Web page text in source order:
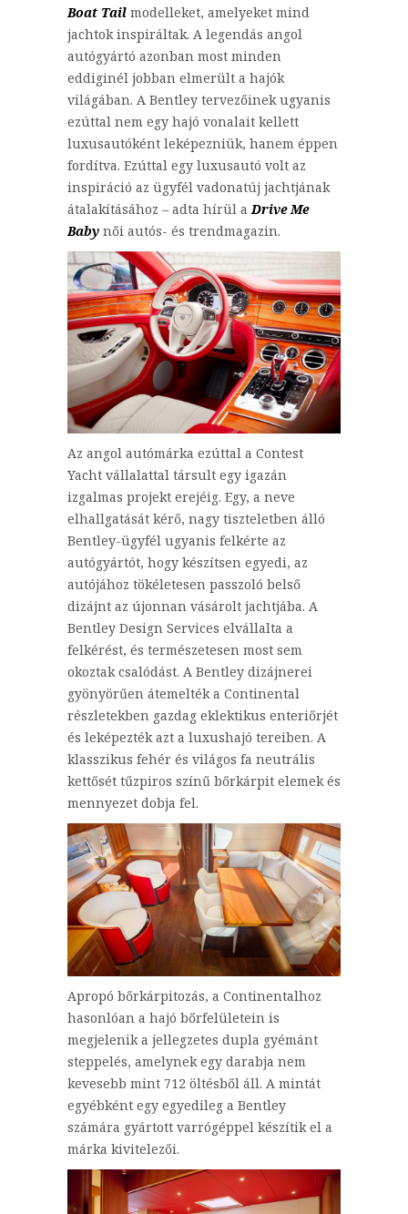
Boat Tail modelleket, amelyeket mind
jachtok inspiráltak. A legendás angol
autógyártó azonban most minden
eddiginél jobban elmerült a hajók
világában. A Bentley tervezőinek ugyanis
ezúttal nem egy hajó vonalait kellett
luxusautóként leképezniük, hanem éppen
fordítva. Ezúttal egy luxusautó volt az
inspiráció az ügyfél vadonatúj jachtjának
átalakításához – adta hírül a Drive Me
Baby női autós- és trendmagazin.
Az angol autómárka ezúttal a Contest
Yacht vállalattal társult egy igazán
izgalmas projekt erejéig. Egy, a neve
elhallgatását kérő, nagy tiszteletben álló
Bentley-ügyfél ugyanis felkérte az
autógyártót, hogy készítsen egyedi, az
autójához tökéletesen passzoló belső
dizájnt az újonnan vásárolt jachtjába. A
Bentley Design Services elvállalta a
felkérést, és természetesen most sem
okoztak csalódást. A Bentley dizájnerei
gyönyörűen átemelték a Continental
részletekben gazdag eklektikus enteriőrjét
és leképezték azt a luxushajó tereiben. A
klasszikus fehér és világos fa neutrális
kettősét tűzpiros színű bőrkárpit elemek és
mennyezet dobja fel.
Apropó bőrkárpitozás, a Continentalhoz
hasonlóan a hajó bőrfelületein is
megjelenik a jellegzetes dupla gyémánt
steppelés, amelynek egy darabja nem
kevesebb mint 712 öltésből áll. A mintát
egyébként egy egyedileg a Bentley
számára gyártott varrógéppel készítik el a
márka kivitelezői.